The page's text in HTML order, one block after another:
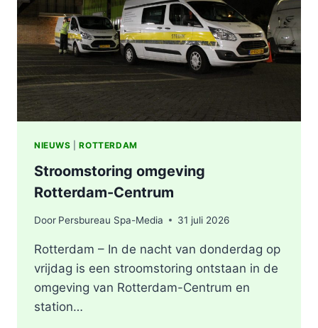
BERKEL
EN
RODENRIJS
NIEUWS |ROTTERDAM
Stroomstoring omgeving
Rotterdam-Centrum
Door Persbureau Spa-Media 31 juli 2026
Rotterdam – In de nacht van donderdag op
vrijdag is een stroomstoring ontstaan in de
omgeving van Rotterdam-Centrum en
station…